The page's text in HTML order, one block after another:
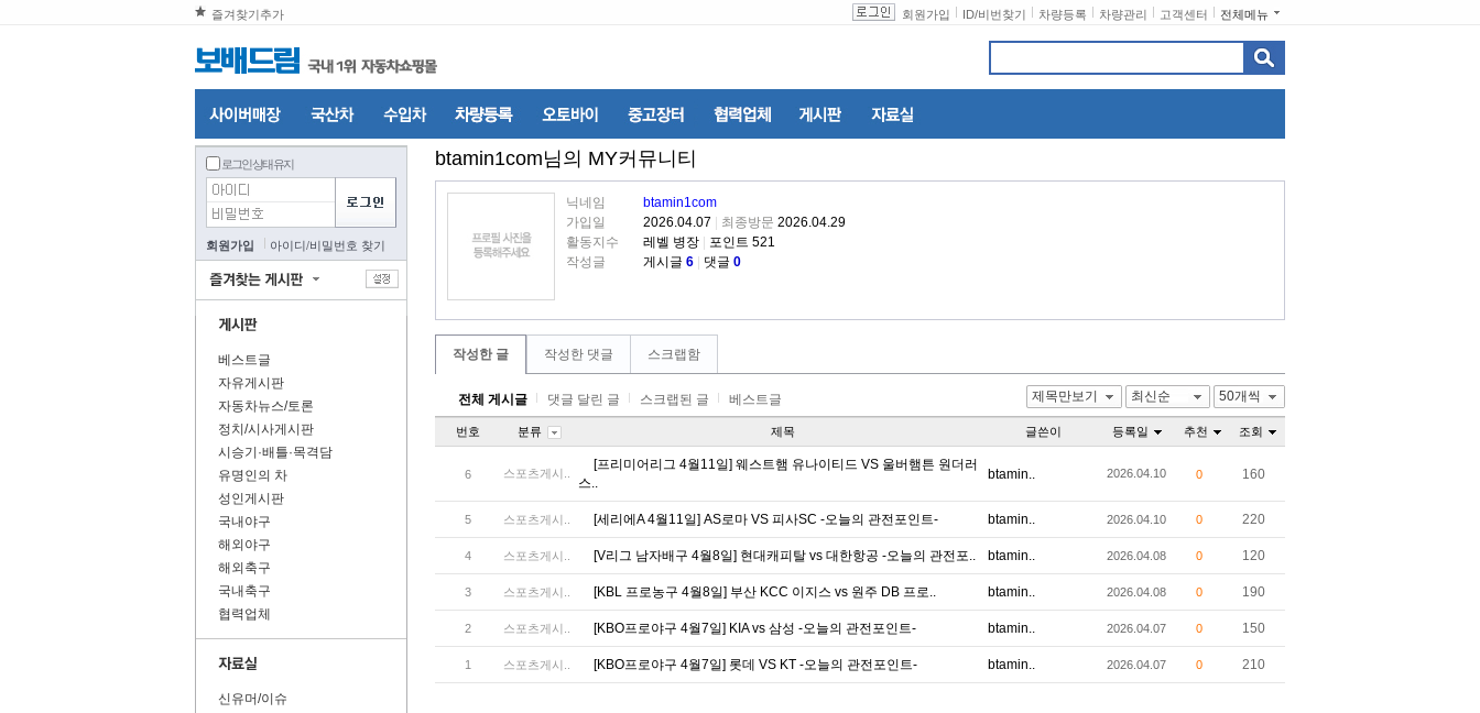
즐겨찾기추가 전체메뉴
고객센터
차량관리
차량등록
ID/비번찾기
회원가입
로그인 상태 유지
회원가입 아이디/비밀번호 찾기
베스트글
자유게시판
자동차뉴스/토론
정치/시사게시판
시승기·배틀·목격담
유명인의 차
성인게시판
국내야구
해외야구
해외축구
국내축구
협력업체
신유머/이슈
btamin1com님의 MY커뮤니티
닉네임
btamin1com
가입일
2026.04.07 최종방문 2026.04.29
활동지수
레벨 병장
포인트 521
작성글
게시글 6 댓글 0
작성한 글 작성한 댓글 스크랩함
전체 게시글 댓글 달린 글 스크랩된 글 베스트글 제목만보기 최신순 50개씩
번호 분류 제목 글쓴이 등록일 추천 조회
6 스포츠게시..
[프리미어리그 4월11일] 웨스트햄 유나이티드 VS 울버햄튼 원더러
스..
btamin.. 2026.04.10 0 160
5 스포츠게시.. [세리에A 4월11일] AS로마 VS 피사SC -오늘의 관전포인트- btamin.. 2026.04.10 0 220
4 스포츠게시.. [V리그 남자배구 4월8일] 현대캐피탈 vs 대한항공 -오늘의 관전포.. btamin.. 2026.04.08 0 120
3 스포츠게시.. [KBL 프로농구 4월8일] 부산 KCC 이지스 vs 원주 DB 프로.. btamin.. 2026.04.08 0 190
2 스포츠게시.. [KBO프로야구 4월7일] KIA vs 삼성 -오늘의 관전포인트- btamin.. 2026.04.07 0 150
1 스포츠게시.. [KBO프로야구 4월7일] 롯데 VS KT -오늘의 관전포인트- btamin.. 2026.04.07 0 210